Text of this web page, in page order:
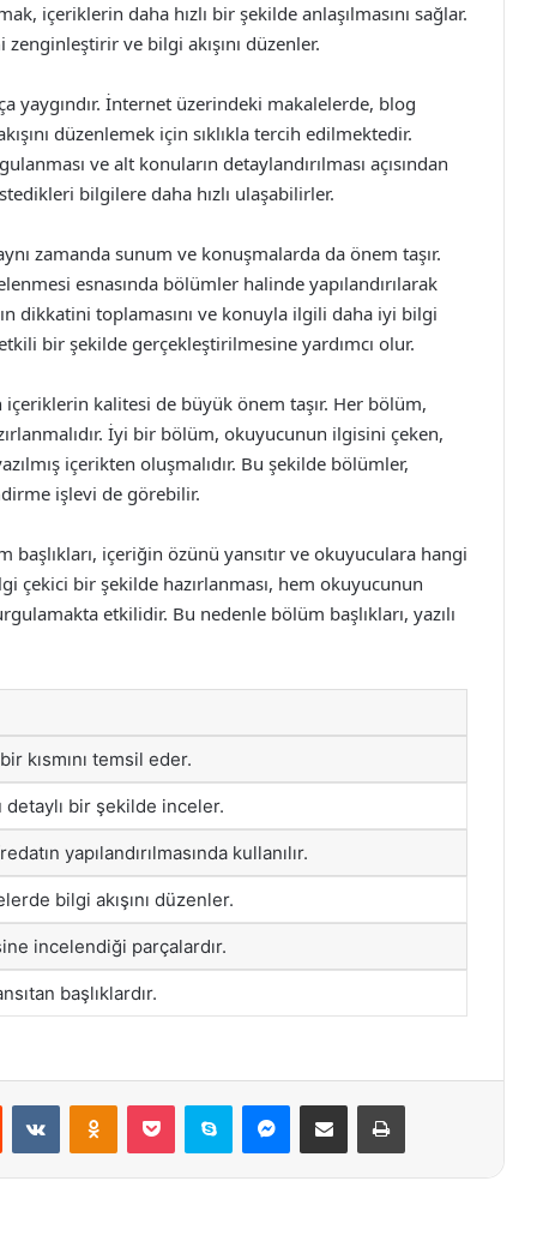
içeriklerin daha hızlı bir şekilde anlaşılmasını sağlar.
ve bilgi akışını düzenler.
yaygındır. İnternet üzerindeki makalelerde, blog
düzenlemek için sıklıkla tercih edilmektedir.
ve alt konuların detaylandırılması açısından
bilgilere daha hızlı ulaşabilirler.
zamanda sunum ve konuşmalarda da önem taşır.
esnasında bölümler halinde yapılandırılarak
dikkatini toplamasını ve konuyla ilgili daha iyi bilgi
bir şekilde gerçekleştirilmesine yardımcı olur.
kalitesi de büyük önem taşır. Her bölüm,
İyi bir bölüm, okuyucunun ilgisini çeken,
içerikten oluşmalıdır. Bu şekilde bölümler,
işlevi de görebilir.
içeriğin özünü yansıtır ve okuyuculara hangi
çekici bir şekilde hazırlanması, hem okuyucunun
etkilidir. Bu nedenle bölüm başlıkları, yazılı
kısmını temsil eder.
bir şekilde inceler.
yapılandırılmasında kullanılır.
bilgi akışını düzenler.
incelendiği parçalardır.
başlıklardır.
Reddit VKontakteOdnoklassniki
Pocket Skype Messenger
E-Posta ile paylaş Yazdır